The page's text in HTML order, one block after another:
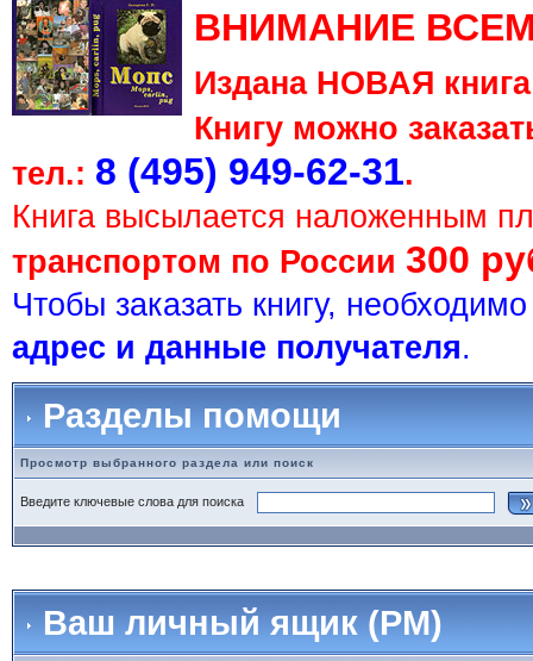
ВНИМАНИЕ
Издана НОВАЯ
Книгу можно
тел.: 8 (495) 949-62-31.
Книга высылается наложенным
транспортом по России 300
Чтобы заказать книгу,
адрес и данные получателя.
Разделы помощи
Просмотр выбранного раздела или поиск
Введите ключевые слова для поиска
Ваш личный ящик (PM)